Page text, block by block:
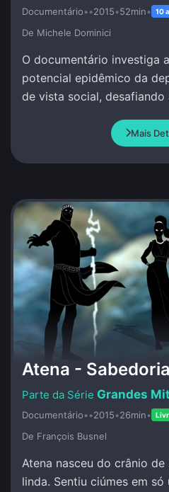
Documentário••2015•52min• 10
De Michele Dominici
O documentário investiga
potencial epidêmico da
de vista social,
Mais
Atena -
Grandes
Documentário••2015•26min•
De François Busnel
Atena nasceu do crânio de
linda. Sentiu ciúmes em